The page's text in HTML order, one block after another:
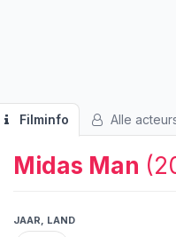
Filminfo Alle
Midas Man
JAAR, LAND